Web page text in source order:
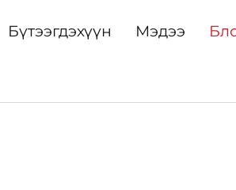
Бүтээгдэхүүн Мэдээ